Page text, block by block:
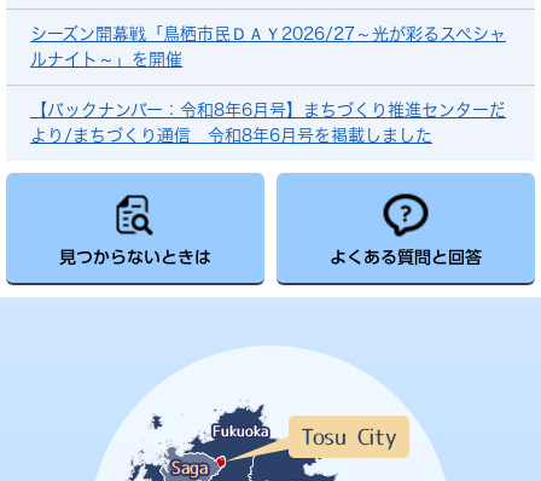
シーズン開幕戦「鳥栖市民ＤＡＹ2026/27～光が彩るスペシャ
ルナイト～」を開催
【バックナンバー：令和8年6月号】まちづくり推進センターだ
より/まちづくり通信 令和8年6月号を掲載しました
見つからないときは よくある質問と回答